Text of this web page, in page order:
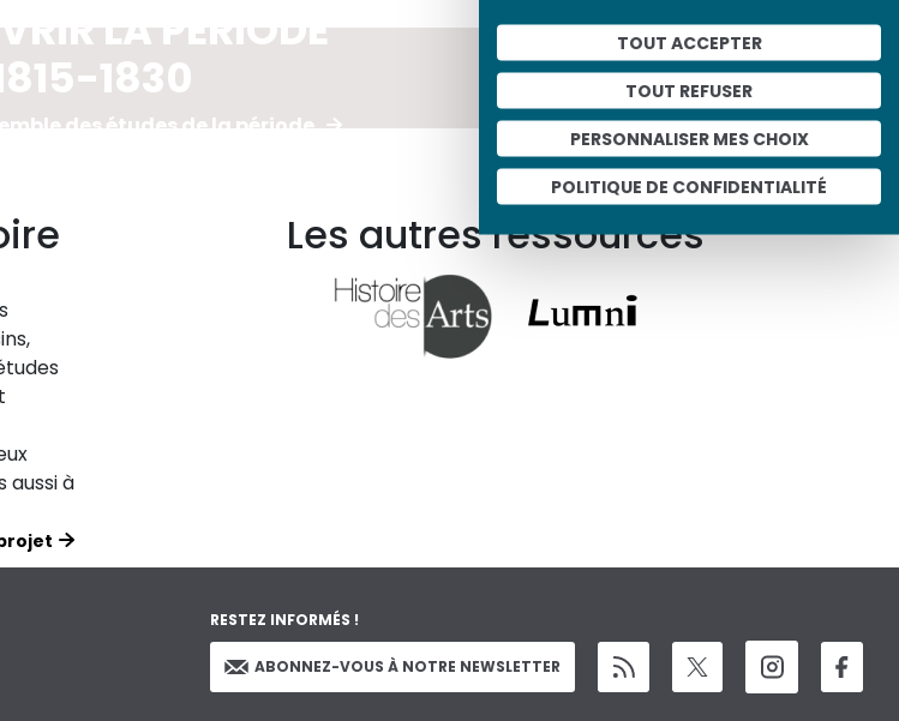
TOUT ACCEPTER
TOUT REFUSER
PERSONNALISER MES CHOIX
POLITIQUE DE CONFIDENTIALITÉ
LA PÉRIODE
1830
des études de la période
aussi à
Les autres ressources
RESTEZ INFORMÉS !
ABONNEZ-VOUS À NOTRE NEWSLETTER